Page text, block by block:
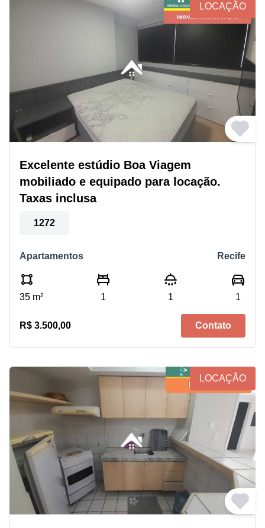
LOCAÇÃO
Excelente estúdio Boa Viagem
mobiliado e equipado para locação.
Taxas inclusa
1272
Apartamentos Recife
35 m² 1 1 1
R$ 3.500,00 Contato
LOCAÇÃO